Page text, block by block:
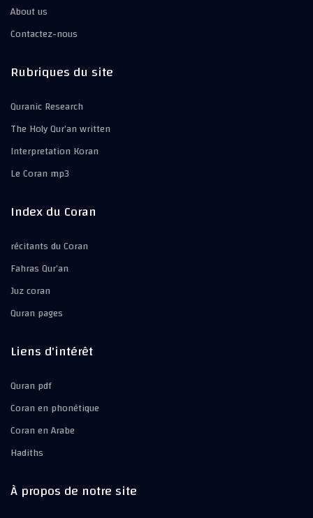
About us
Contactez-nous
Rubriques du site
Quranic Research
The Holy Qur’an written
Interpretation Koran
Le Coran mp3
Index du Coran
récitants du Coran
Fahras Qur’an
Juz coran
Quran pages
Liens d'intérêt
Quran pdf
Coran en phonétique
Coran en Arabe
Hadiths
À propos de notre site